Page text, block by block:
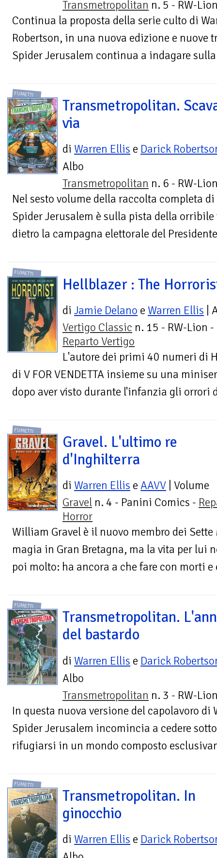
Transmetropolitan n. 5 - RW-
Continua la proposta della serie culto di
Robertson, in una nuova edizione e nuove
Spider Jerusalem continua a indagare
FUMETTI
Transmetropolitan.
via
di Warren Ellis e Darick
Albo
Transmetropolitan n. 6 - RW-
Nel sesto volume della raccolta completa di
Spider Jerusalem è sulla pista della
dietro la campagna elettorale del
FUMETTI
Hellblazer : The
di Jamie Delano e Warren Ellis |
Vertigo Classic n. 15 - RW-Lion -
Reparto Vertigo
L'autore dei primi 40 numeri di
di V FOR VENDETTA insieme su una
dopo aver visto durante l'infanzia gli orrori
FUMETTI
Gravel. L'ultimo re
d'Inghilterra
di Warren Ellis e AAVV | Volume
Gravel n. 4 - Panini Comics -
Horror
William Gravel è il nuovo membro dei
magia in Gran Bretagna, ma la vita per lui
poi molto: ha ancora a che fare con morti
FUMETTI
Transmetropolitan.
del bastardo
di Warren Ellis e Darick
Albo
Transmetropolitan n. 3 - RW-
In questa nuova versione del capolavoro di
Spider Jerusalem incomincia a cedere
rifugiarsi in un mondo composto
FUMETTI
Transmetropolitan. In
ginocchio
di Warren Ellis e Darick